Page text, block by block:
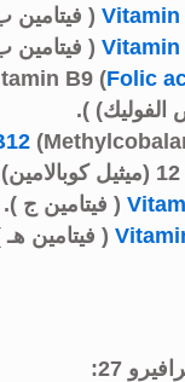
Vitamin
Vitamin
B9 (Folic
27: